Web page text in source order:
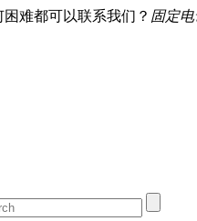
难都可以联系我们？ 固定电